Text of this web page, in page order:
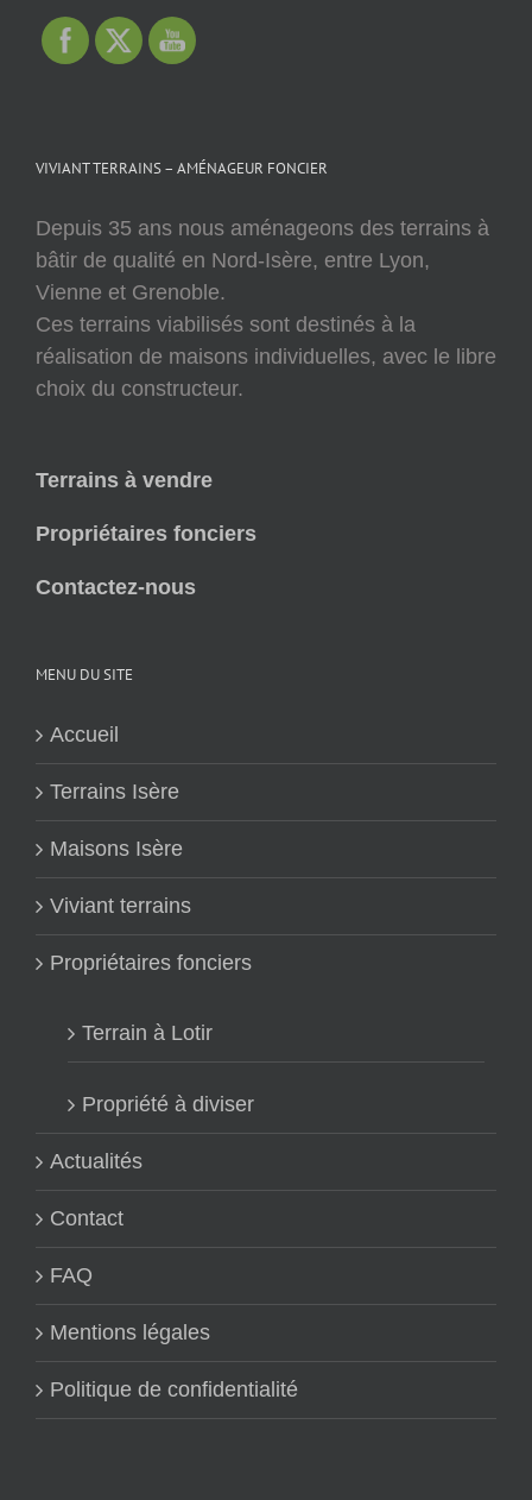
VIVIANT TERRAINS – AMÉNAGEUR FONCIER
Depuis 35 ans nous aménageons des terrains à
bâtir de qualité en Nord-Isère, entre Lyon,
Vienne et Grenoble.
Ces terrains viabilisés sont destinés à la
réalisation de maisons individuelles, avec le libre
choix du constructeur.
Terrains à vendre
Propriétaires fonciers
Contactez-nous
MENU DU SITE
Accueil
Terrains Isère
Maisons Isère
Viviant terrains
Propriétaires fonciers
Terrain à Lotir
Propriété à diviser
Actualités
Contact
FAQ
Mentions légales
Politique de confidentialité